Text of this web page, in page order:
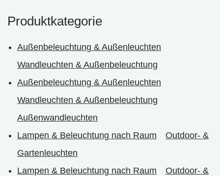
Produktkategorie
Außenbeleuchtung & Außenleuchten
Wandleuchten & Außenbeleuchtung
Außenbeleuchtung & Außenleuchten
Wandleuchten & Außenbeleuchtung
Außenwandleuchten
Lampen & Beleuchtung nach Raum
Outdoor- &
Gartenleuchten
Lampen & Beleuchtung nach Raum
Outdoor- &